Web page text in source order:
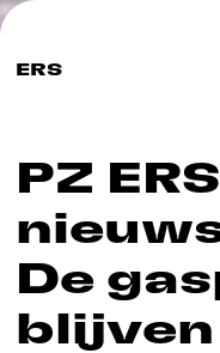
ERS
PZ
De